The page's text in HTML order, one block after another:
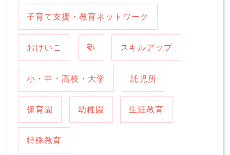
子育て支援・教育ネットワーク
おけいこ 塾 スキルアップ
小・中・高校・大学 託児所
保育園 幼稚園 生涯教育
特殊教育